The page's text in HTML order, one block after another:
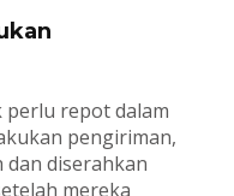
perlu repot dalam
pengiriman,
diserahkan
mereka